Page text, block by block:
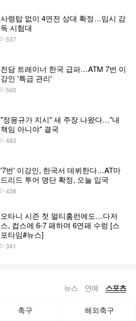
사령탑 없이 4연전 상대 확정…임시 감
독 시험대
537
전담 트레이너 한국 급파…ATM 7번 이
강인 '특급 관리'
500
"정몽규가 지시" 새 주장 나왔다…"내
책임 아니야" 결국
483
'7번' 이강인, 한국서 데뷔한다…AT마
드리드 투어 명단 확정, 오늘 입국
438
오타니 시즌 첫 멀티홈런에도…다저
스, 컵스에 6-7 패하며 6연패 수렁 [스
포타임#뉴스]
341
뉴스 연예 스포츠
축구 해외축구